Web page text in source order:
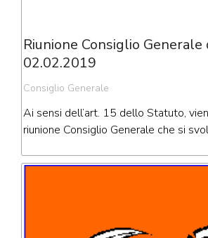
Riunione Consiglio Generale
02.02.2019
Consiglio Generale
Ai sensi dell’art. 15 dello Statuto,
riunione Consiglio Generale che si